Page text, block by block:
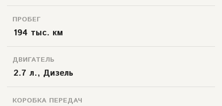
ПРОБЕГ
194 тыс. км
ДВИГАТЕЛЬ
2.7 л., Дизель
КОРОБКА ПЕРЕДАЧ